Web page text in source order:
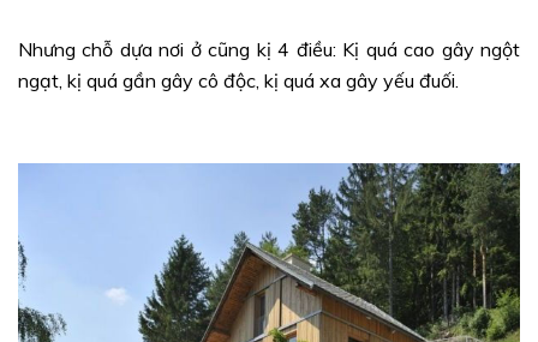
Nhưng chỗ dựa nơi ở cũng kị 4 điều: Kị quá cao gây ngột
ngạt, kị quá gần gây cô độc, kị quá xa gây yếu đuối.